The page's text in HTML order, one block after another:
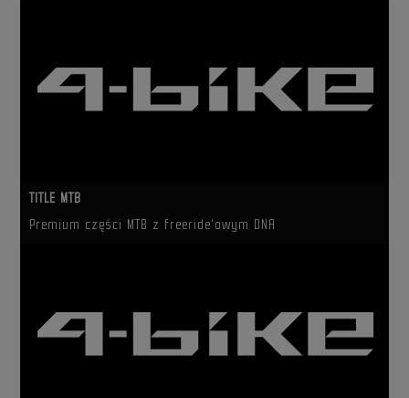
TITLE MTB
Premium części MTB z freeride'owym DNA